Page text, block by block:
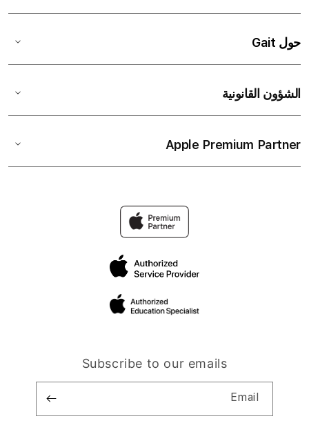
حول Gait
الشؤون القانونية
Apple Premium Partner
Subscribe to our emails
Email